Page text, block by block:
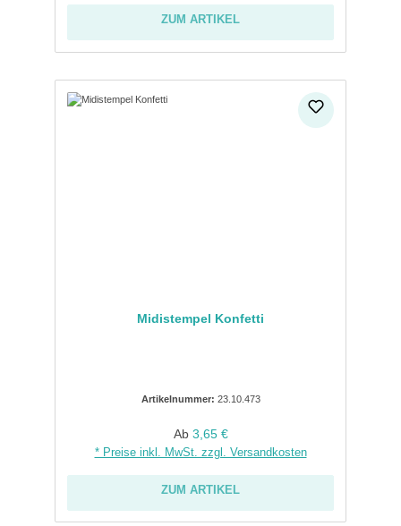
ZUM ARTIKEL
Midistempel Konfetti
Artikelnummer: 23.10.473
Regulärer Preis:
Ab 3,65 €
* Preise inkl. MwSt. zzgl. Versandkosten
ZUM ARTIKEL